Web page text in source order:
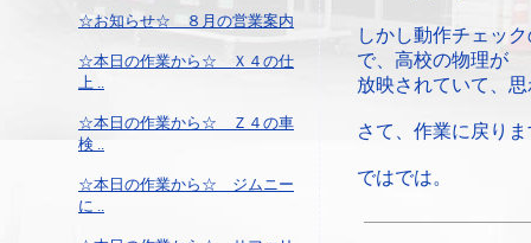
☆お知らせ☆ ８月の営業案内
☆本日の作業から☆ Ｘ４の仕
上 ..
☆本日の作業から☆ Ｚ４の車
検 ..
☆本日の作業から☆ ジムニー
に ..
しかし動作チェッ
で、高校の物理が
放映されていて、
さて、作業に戻り
ではでは。